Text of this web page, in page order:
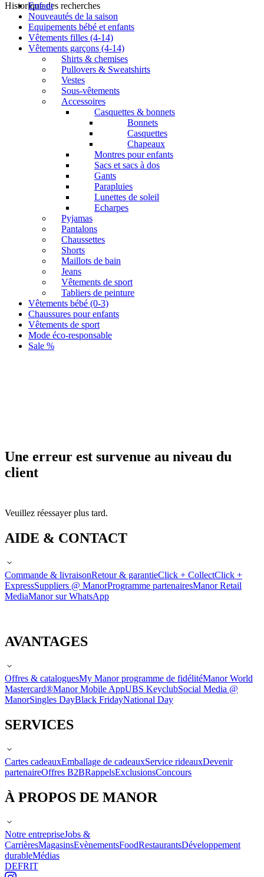
Historique des recherches
Enfant
Nouveautés de la saison
Equipements bébé et enfants
Vêtements filles (4-14)
Vêtements garçons (4-14)
Shirts & chemises
Pullovers & Sweatshirts
Vestes
Sous-vêtements
Accessoires
Casquettes & bonnets
Bonnets
Casquettes
Chapeaux
Montres pour enfants
Sacs et sacs à dos
Gants
Parapluies
Lunettes de soleil
Echarpes
Pyjamas
Pantalons
Chaussettes
Shorts
Maillots de bain
Jeans
Vêtements de sport
Tabliers de peinture
Vêtements bébé (0-3)
Chaussures pour enfants
Vêtements de sport
Mode éco-responsable
Sale %
Une erreur est survenue au niveau du
client
Veuillez réessayer plus tard.
AIDE & CONTACT
Commande & livraisonRetour & garantieClick + CollectClick +
ExpressSuppliers @ ManorProgramme partenairesManor Retail
MediaManor sur WhatsApp
AVANTAGES
Offres & cataloguesMy Manor programme de fidélitéManor World
Mastercard®Manor Mobile AppUBS KeyclubSocial Media @
ManorSingles DayBlack FridayNational Day
SERVICES
Cartes cadeauxEmballage de cadeauxService rideauxDevenir
partenaireOffres B2BRappelsExclusionsConcours
À PROPOS DE MANOR
Notre entrepriseJobs &
CarrièresMagasinsEvènementsFoodRestaurantsDéveloppement
durableMédias
DEFRIT